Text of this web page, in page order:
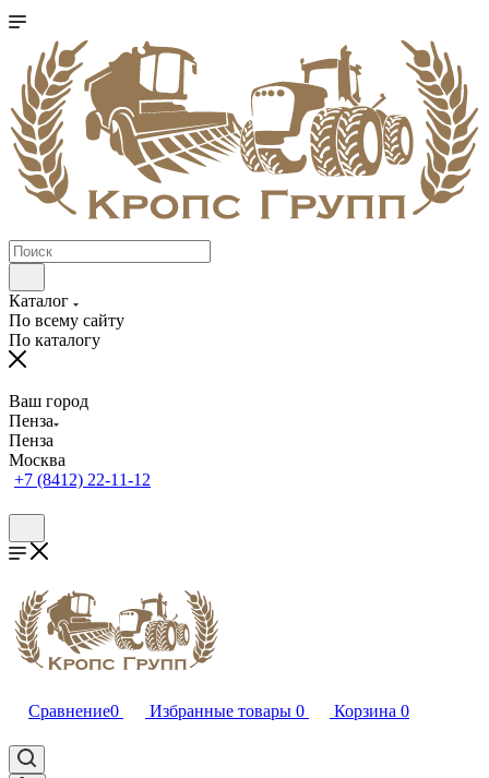
Каталог
По всему сайту
По каталогу
Ваш город
Пенза
Пенза
Москва
+7 (8412) 22-11-12
Сравнение0 Избранные товары 0 Корзина 0